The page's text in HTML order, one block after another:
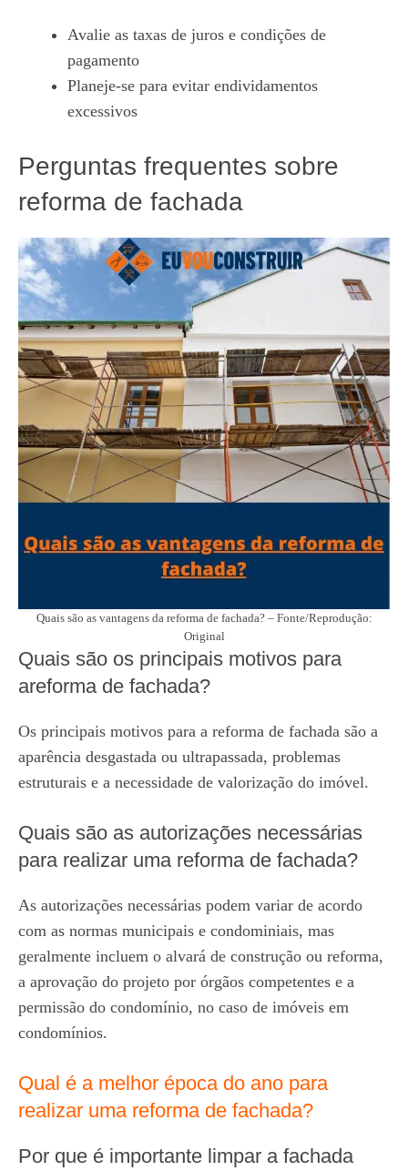
Avalie as taxas de juros e condições de
pagamento
Planeje-se para evitar endividamentos
excessivos
Perguntas frequentes sobre
reforma de fachada
Quais são as vantagens da reforma de fachada? – Fonte/Reprodução:
Original
Quais são os principais motivos para
areforma de fachada?
Os principais motivos para a reforma de fachada são a
aparência desgastada ou ultrapassada, problemas
estruturais e a necessidade de valorização do imóvel.
Quais são as autorizações necessárias
para realizar uma reforma de fachada?
As autorizações necessárias podem variar de acordo
com as normas municipais e condominiais, mas
geralmente incluem o alvará de construção ou reforma,
a aprovação do projeto por órgãos competentes e a
permissão do condomínio, no caso de imóveis em
condomínios.
Qual é a melhor época do ano para
realizar uma reforma de fachada?
Por que é importante limpar a fachada